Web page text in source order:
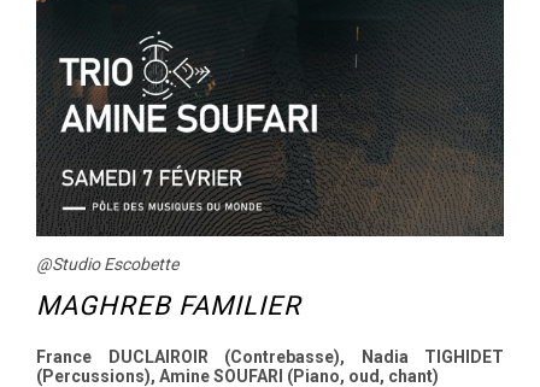
@Studio Escobette
MAGHREB FAMILIER
France DUCLAIROIR (Contrebasse), Nadia TIGHIDET
(Percussions), Amine SOUFARI (Piano, oud, chant)